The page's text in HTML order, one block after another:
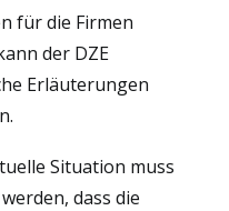
für die Firmen
der DZE
Erläuterungen
Situation muss
dass die